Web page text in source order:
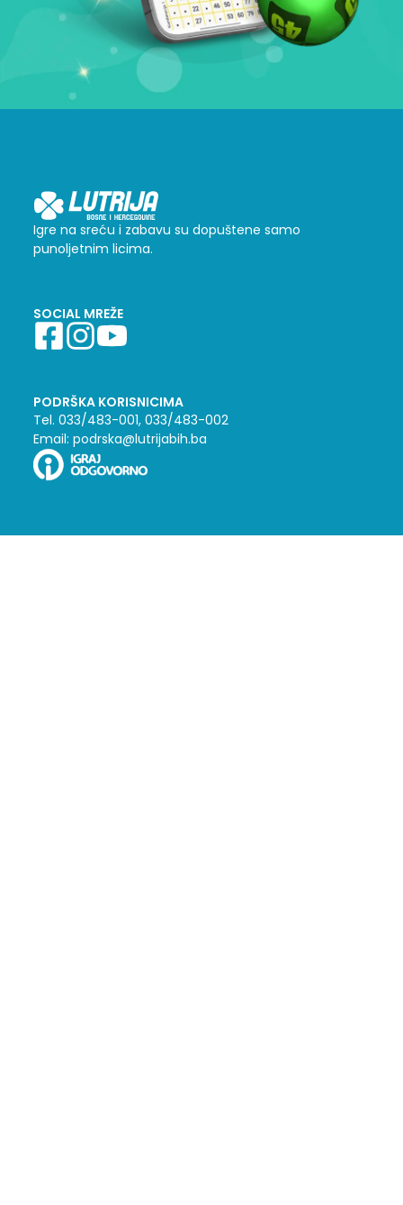
Igre na sreću i zabavu su dopuštene samo
punoljetnim licima.
SOCIAL MREŽE
PODRŠKA KORISNICIMA
Tel. 033/483-001, 033/483-002
Email: podrska@lutrijabih.ba